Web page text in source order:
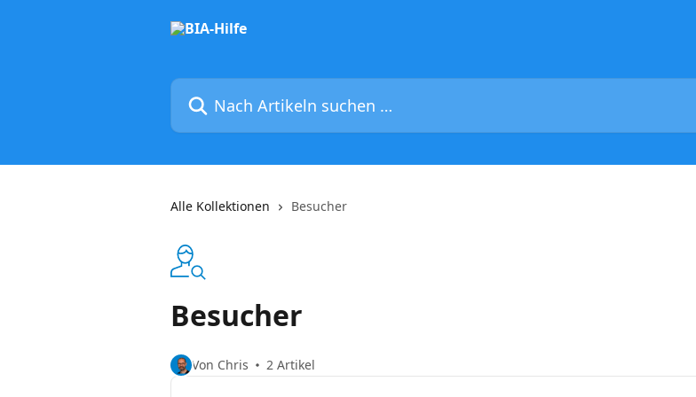
Nach Artikeln suchen …
Alle Kollektionen Besucher
Besucher
Von Chris 2 Artikel